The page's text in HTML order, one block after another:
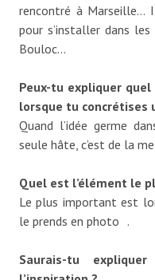
rencontré à
pour s’installer dans
Bouloc…
Peux-tu expliquer
lorsque tu concrétises
Quand l’idée germe
seule hâte, c’est de la
Quel est l’élément le
Le plus important est
le prends en photo .
Saurais-tu